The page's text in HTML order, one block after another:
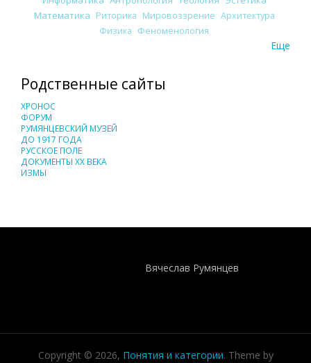
Математика Риторика Мировоззрение Архитектура
Физика Феноменология
Еще
Родственные сайты
ХРОНОС
ФОРУМ
РУМЯНЦЕВСКИЙ МУЗЕЙ
ДО 1917 ГОДА
РУССКОЕ ПОЛЕ
ДОКУМЕНТЫ XX ВЕКА
ИЗМЫ
Вячеслав Румянцев
Copyright © 2026, Понятия и категории. Theme by